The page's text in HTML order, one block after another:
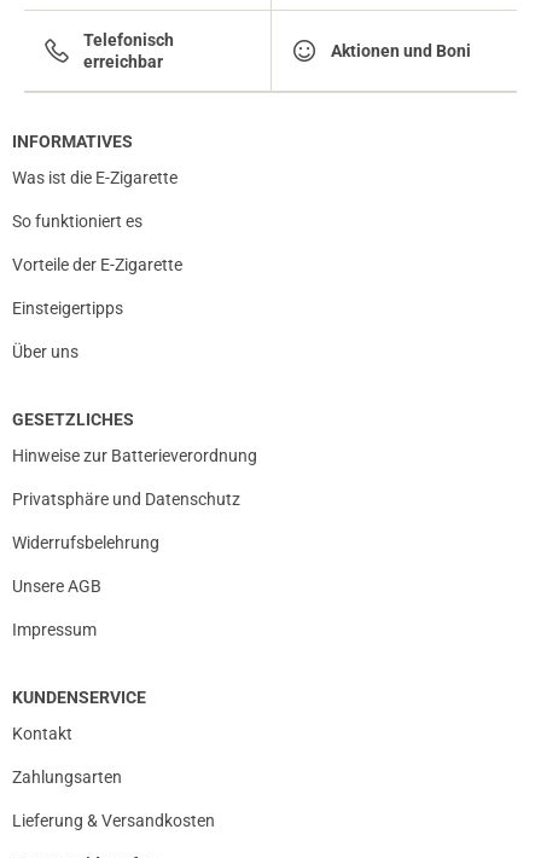
Telefonisch
erreichbar
Aktionen und Boni
INFORMATIVES
Was ist die E-Zigarette
So funktioniert es
Vorteile der E-Zigarette
Einsteigertipps
Über uns
GESETZLICHES
Hinweise zur Batterieverordnung
Privatsphäre und Datenschutz
Widerrufsbelehrung
Unsere AGB
Impressum
KUNDENSERVICE
Kontakt
Zahlungsarten
Lieferung & Versandkosten